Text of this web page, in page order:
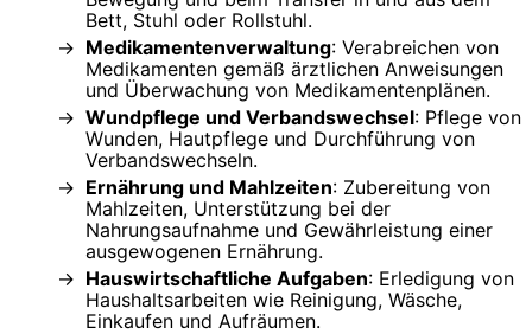
Bett, Stuhl oder Rollstuhl.
Medikamentenverwaltung: Verabreichen von
Medikamenten gemäß ärztlichen Anweisungen
und Überwachung von Medikamentenplänen.
Wundpflege und Verbandswechsel: Pflege von
Wunden, Hautpflege und Durchführung von
Verbandswechseln.
Ernährung und Mahlzeiten: Zubereitung von
Mahlzeiten, Unterstützung bei der
Nahrungsaufnahme und Gewährleistung einer
ausgewogenen Ernährung.
Hauswirtschaftliche Aufgaben: Erledigung von
Haushaltsarbeiten wie Reinigung, Wäsche,
Einkaufen und Aufräumen.